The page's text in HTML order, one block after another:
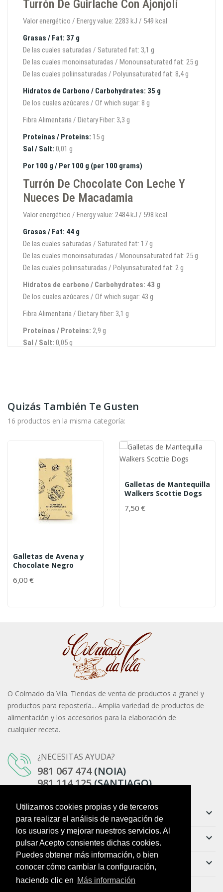
Utilizamos cookies propias y de terceros
para realizar el análisis de navegación de
los usuarios y mejorar nuestros servicios. Al
pulsar Acepto consientes dichas cookies.
Puedes obtener más información, o bien
conocer cómo cambiar la configuración,
haciendo clic en Más información
Turrón De Guirlache Con Ajonjolí
Valor energético / Energy value: 2283 kJ / 549 kcal
Grasas / Fat: 37 g
De las cuales saturadas / Saturated fat: 3,1 g
De las cuales monoinsaturadas / Monounsaturated fat: 25 g
De las cuales poliinsaturadas / Polyunsaturated fat: 8,4 g
Hidratos de Carbono / Carbohydrates: 35 g
De los cuales azúcares / Of which sugar: 8 g
Fibra Alimentaria / Dietary Fiber: 3,3 g
Proteínas / Proteins: 15 g
Sal / Salt: 0,01 g
Por 100 g / Per 100 g (per 100 grams)
Turrón De Chocolate Con Leche Y
Nueces De Macadamia
Valor energético / Energy value: 2484 kJ / 598 kcal
Grasas / Fat: 44 g
De las cuales saturadas / Saturated fat: 17 g
De las cuales monoinsaturadas / Monounsaturated fat: 25 g
De las cuales poliinsaturadas / Polyunsaturated fat: 2 g
Hidratos de carbono / Carbohydrates: 43 g
De los cuales azúcares / Of which sugar: 43 g
Fibra Alimentaria / Dietary fiber: 3,1 g
Proteínas / Proteins: 2,9 g
Sal / Salt: 0,05 g
Quizás También Te Gusten
16 productos en la misma categoría:
Galletas de Avena y
Chocolate Negro
6,00 €
Galletas de Mantequilla
Walkers Scottie Dogs
7,50 €
O Colmado da Vila. Tiendas de venta de productos a granel y
productos para repostería... Amplia variedad de productos de
alimentación y los accesorios para la elaboración de
cualquier receta.
¿NECESITAS AYUDA?
981 067 474(NOIA)
981 114 125(SANTIAGO)
Información keyboard_arrow_down
Ayuda keyboard_arrow_down
Boletín keyboard_arrow_down